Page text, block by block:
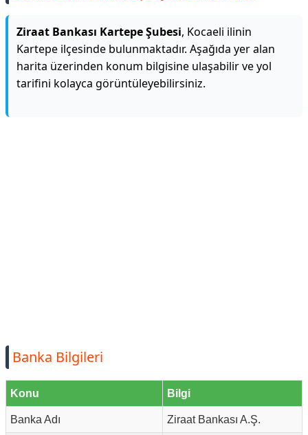
Ziraat Bankası Kartepe Şubesi, Kocaeli ilinin
Kartepe ilçesinde bulunmaktadır. Aşağıda yer alan
harita üzerinden konum bilgisine ulaşabilir ve yol
tarifini kolayca görüntüleyebilirsiniz.
Banka Bilgileri
Konu Bilgi
Banka Adı Ziraat Bankası A.Ş.